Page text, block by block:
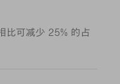
比可减少 25% 的占